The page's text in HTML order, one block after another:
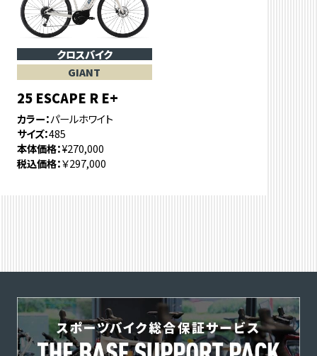
クロスバイク
GIANT
25 ESCAPE R E+
カラー パールホワイト
サイズ 485
本体価格 ¥270,000
税込価格 ￥297,000